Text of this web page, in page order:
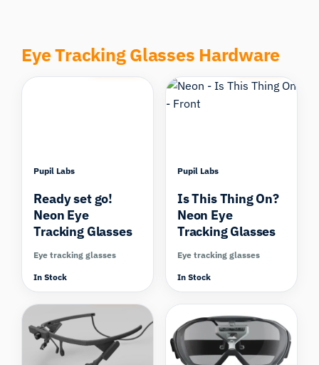
Eye Tracking Glasses Hardware
Pupil Labs
Ready set go!
Neon Eye
Tracking Glasses
Eye tracking glasses
In Stock
Compare
Pupil Labs
Is This Thing On?
Neon Eye
Tracking Glasses
Eye tracking glasses
In Stock
Compare